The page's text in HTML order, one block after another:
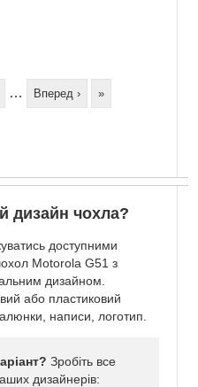
…
Наступна
сторінка
Вперед ›
Остання
сторінка
»
дизайн чохла?
доступними
Motorola G51 з
дизайном.
або пластиковий
написи, логотип.
Зробіть все
дизайнерів: